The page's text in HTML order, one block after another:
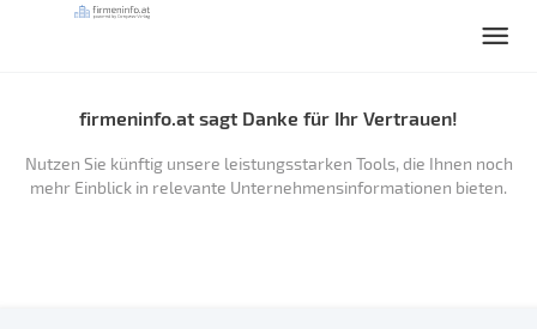
firmeninfo.at sagt Danke für Ihr Vertrauen!
Nutzen Sie künftig unsere leistungsstarken Tools, die Ihnen noch
mehr Einblick in relevante Unternehmensinformationen bieten.